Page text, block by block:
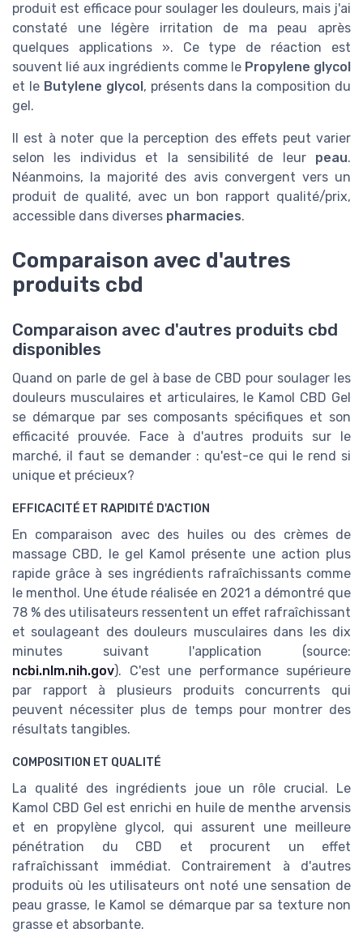
produit est efficace pour soulager les douleurs, mais j'ai
constaté une légère irritation de ma peau après
quelques applications ». Ce type de réaction est
souvent lié aux ingrédients comme le Propylene glycol
et le Butylene glycol , présents dans la composition du
gel.
Il est à noter que la perception des effets peut varier
selon les individus et la sensibilité de leur peau.
Néanmoins, la majorité des avis convergent vers un
produit de qualité, avec un bon rapport qualité/prix,
accessible dans diverses pharmacies.
Comparaison avec d'autres
produits cbd
Comparaison avec d'autres produits cbd
disponibles
Quand on parle de gel à base de CBD pour soulager les
douleurs musculaires et articulaires, le Kamol CBD Gel
se démarque par ses composants spécifiques et son
efficacité prouvée. Face à d'autres produits sur le
marché, il faut se demander : qu'est-ce qui le rend si
unique et précieux?
EFFICACITÉ ET RAPIDITÉ D'ACTION
En comparaison avec des huiles ou des crèmes de
massage CBD, le gel Kamol présente une action plus
rapide grâce à ses ingrédients rafraîchissants comme
le menthol. Une étude réalisée en 2021 a démontré que
78 % des utilisateurs ressentent un effet rafraîchissant
et soulageant des douleurs musculaires dans les dix
minutes suivant l'application (source:
ncbi.nlm.nih.gov). C'est une performance supérieure
par rapport à plusieurs produits concurrents qui
peuvent nécessiter plus de temps pour montrer des
résultats tangibles.
COMPOSITION ET QUALITÉ
La qualité des ingrédients joue un rôle crucial. Le
Kamol CBD Gel est enrichi en huile de menthe arvensis
et en propylène glycol, qui assurent une meilleure
pénétration du CBD et procurent un effet
rafraîchissant immédiat. Contrairement à d'autres
produits où les utilisateurs ont noté une sensation de
peau grasse, le Kamol se démarque par sa texture non
grasse et absorbante.